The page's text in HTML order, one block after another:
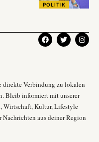
POLITIK
direkte Verbindung zu lokalen
Bleib informiert mit unserer
Wirtschaft, Kultur, Lifestyle
aus deiner Region